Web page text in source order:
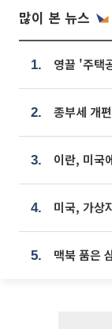
많이 본 뉴스
1.
2.
3.
4.
5.